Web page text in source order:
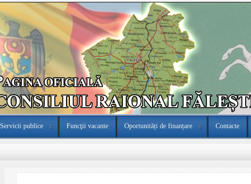
Servicii publice Funcţii vacante Oportunități de finanțare Contacte